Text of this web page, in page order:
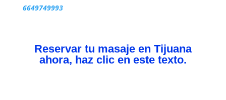
6649749993
Reservar tu masaje en Tijuana
ahora, haz clic en este texto.